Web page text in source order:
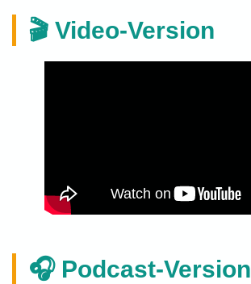
🎬 Video-Version
🎧 Podcast-Version